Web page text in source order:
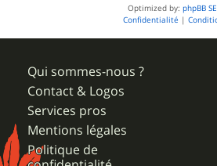
Optimized by: phpBB
Confidentialité |
Qui sommes-nous ?
Contact & Logos
Services pros
Mentions légales
Politique de